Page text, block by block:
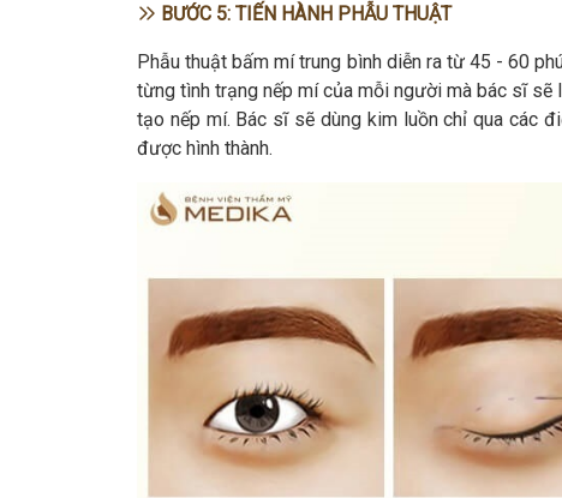
BƯỚC 5: TIẾN HÀNH PHẪU THUẬT
Phẫu thuật bấm mí trung bình diễn ra từ 45 - 60
từng tình trạng nếp mí của mỗi người mà bác sĩ
tạo nếp mí. Bác sĩ sẽ dùng kim luồn chỉ qua các
được hình thành.